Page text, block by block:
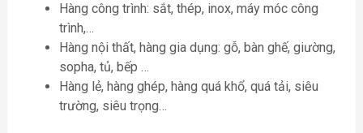
Hàng công trình: sắt, thép, inox, máy móc công
trình,…
Hàng nội thất, hàng gia dụng: gỗ, bàn ghế, giường,
sopha, tủ, bếp …
Hàng lẻ, hàng ghép, hàng quá khổ, quá tải, siêu
trường, siêu trọng…